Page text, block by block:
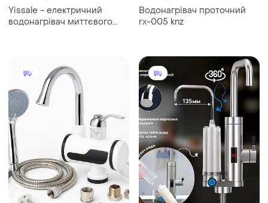
Yissale - електричний
водонагрівач миттєвого
Водонагрівач проточний
rx-005 knz